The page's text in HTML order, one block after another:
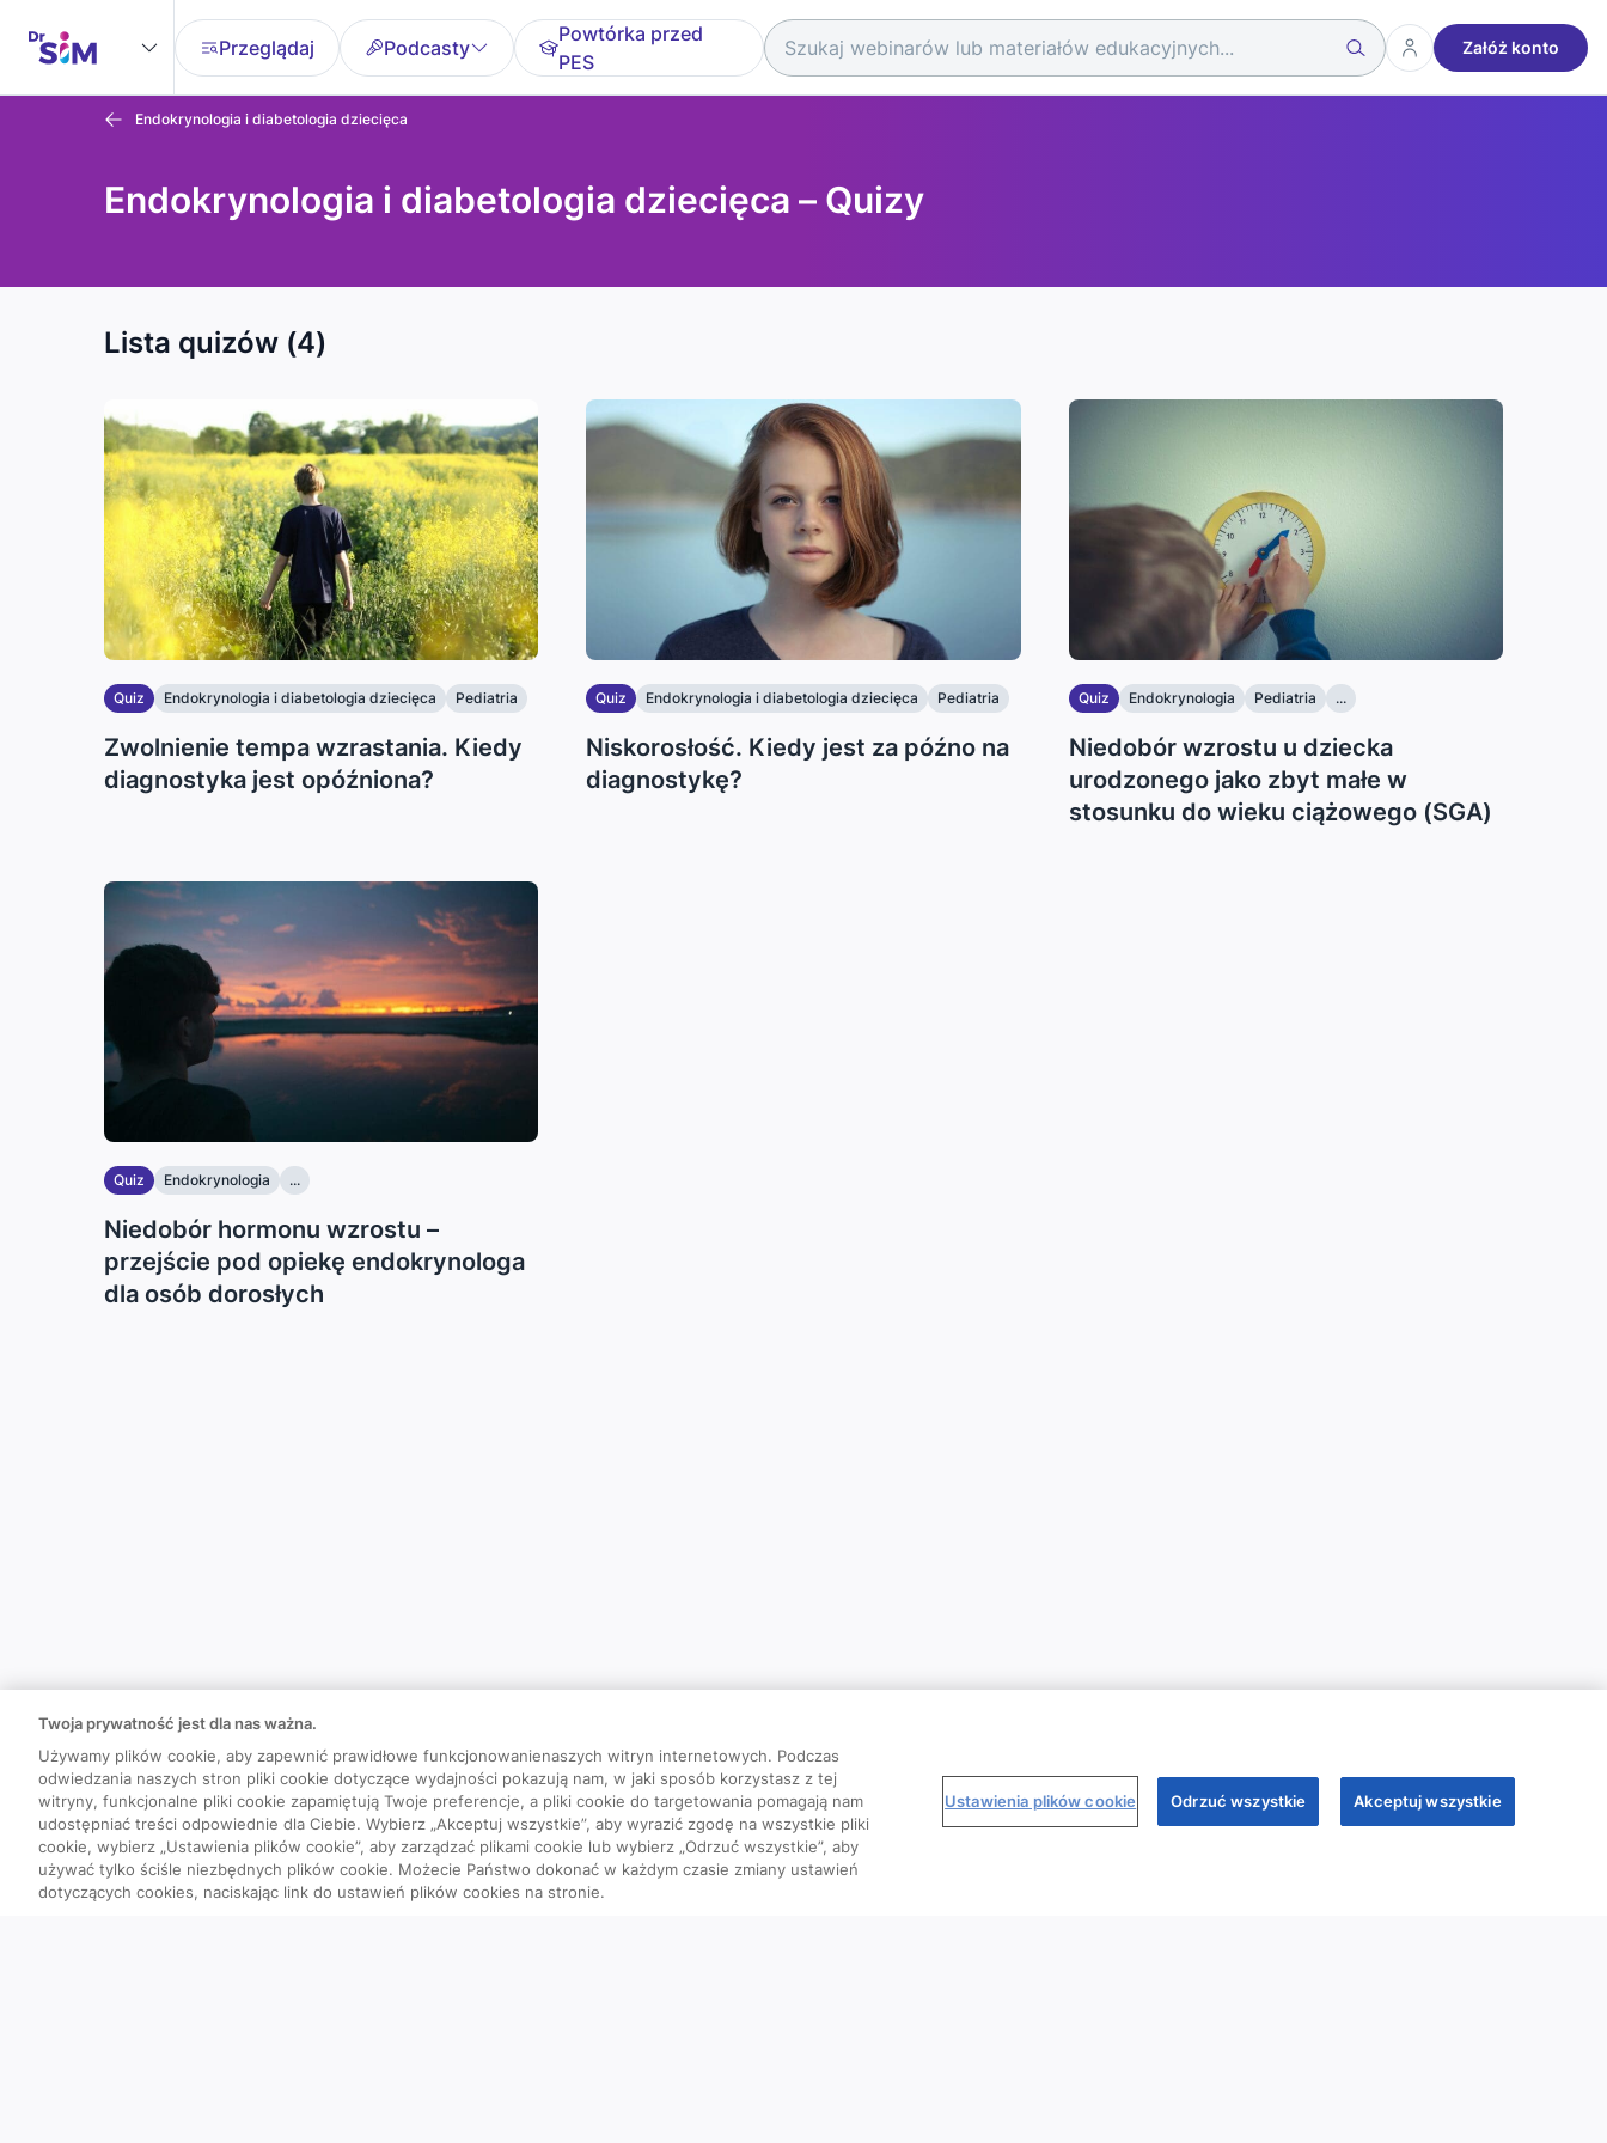
Przeglądaj Podcasty
Powtórka przed
PES
Załóż konto
Endokrynologia i diabetologia dziecięca
Endokrynologia i diabetologia dziecięca – Quizy
Lista quizów (4)
Quiz Endokrynologia i diabetologia dziecięca Pediatria
Zwolnienie tempa wzrastania. Kiedy
diagnostyka jest opóźniona?
Quiz Endokrynologia i diabetologia dziecięca Pediatria
Niskorosłość. Kiedy jest za późno na
diagnostykę?
Quiz Endokrynologia Pediatria ...
Niedobór wzrostu u dziecka
urodzonego jako zbyt małe w
stosunku do wieku ciążowego (SGA)
Quiz Endokrynologia ...
Niedobór hormonu wzrostu –
przejście pod opiekę endokrynologa
dla osób dorosłych
Twoja prywatność jest dla nas ważna.
Używamy plików cookie, aby zapewnić prawidłowe funkcjonowanienaszych witryn internetowych. Podczas
odwiedzania naszych stron pliki cookie dotyczące wydajności pokazują nam, w jaki sposób korzystasz z tej
witryny, funkcjonalne pliki cookie zapamiętują Twoje preferencje, a pliki cookie do targetowania pomagają nam
udostępniać treści odpowiednie dla Ciebie. Wybierz „Akceptuj wszystkie”, aby wyrazić zgodę na wszystkie pliki
cookie, wybierz „Ustawienia plików cookie”, aby zarządzać plikami cookie lub wybierz „Odrzuć wszystkie”, aby
używać tylko ściśle niezbędnych plików cookie. Możecie Państwo dokonać w każdym czasie zmiany ustawień
dotyczących cookies, naciskając link do ustawień plików cookies na stronie.
Ustawienia plików cookie Odrzuć wszystkie Akceptuj wszystkie